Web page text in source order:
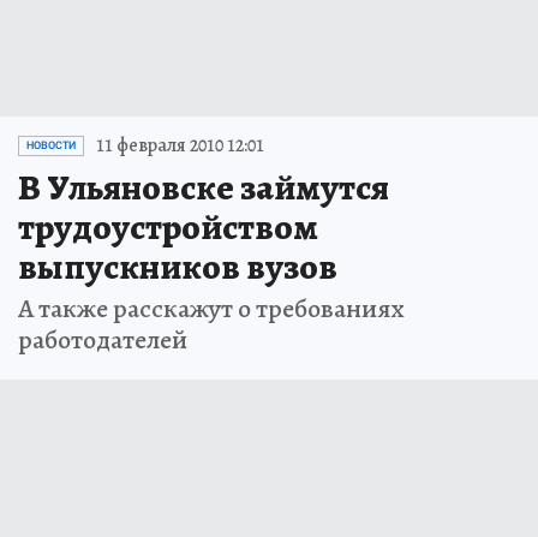
НОВОСТИ 11 февраля 2010 12:01
В Ульяновске займутся
трудоустройством
выпускников вузов
А также расскажут о требованиях
работодателей